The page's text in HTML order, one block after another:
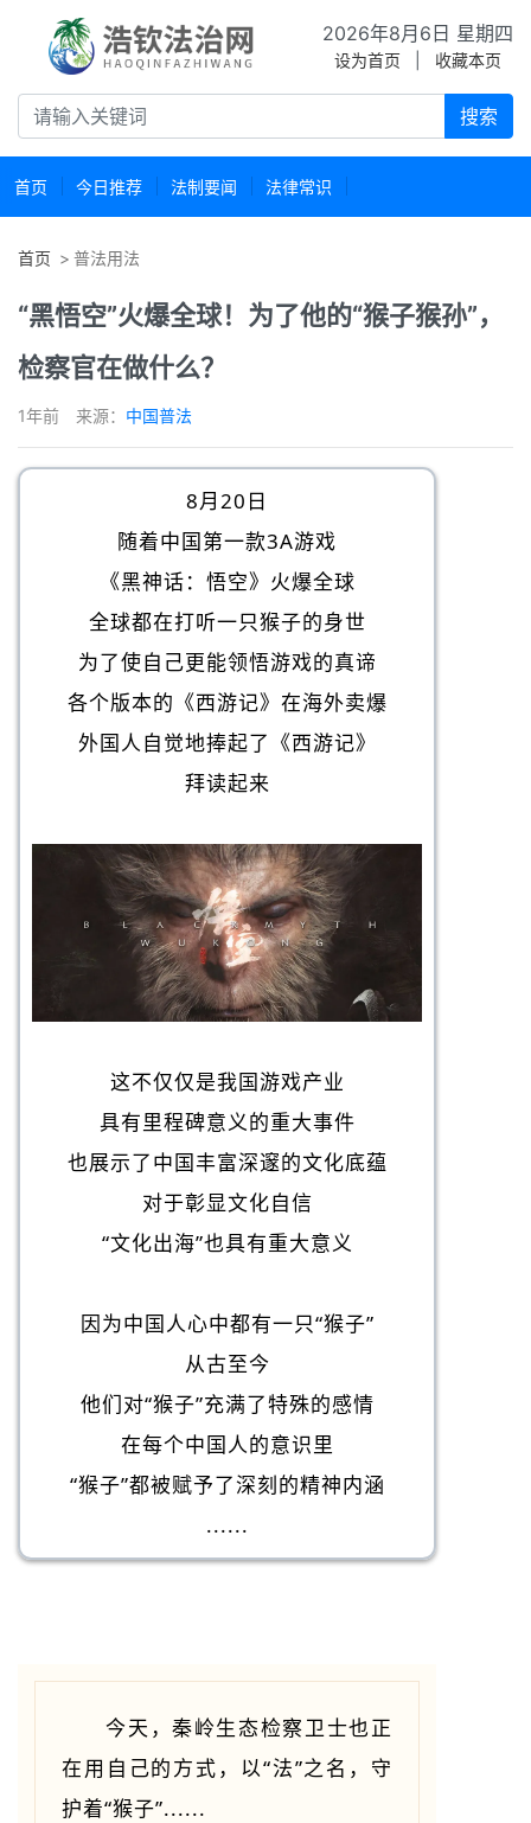
2026年8月6日 星期四
设为首页 收藏本页
搜索
首页 今日推荐 法制要闻 法律常识
首页 普法用法
“黑悟空”火爆全球！为了他的“猴子猴孙”，
检察官在做什么？
1年前 来源： 中国普法
8月20日
随着中国第一款3A游戏
《黑神话：悟空》火爆全球
全球都在打听一只猴子的身世
为了使自己更能领悟游戏的真谛
各个版本的《西游记》在海外卖爆
外国人自觉地捧起了《西游记》
拜读起来
这不仅仅是我国游戏产业
具有里程碑意义的重大事件
也展示了中国丰富深邃的文化底蕴
对于彰显文化自信
“文化出海”也具有重大意义
因为中国人心中都有一只“猴子”
从古至今
他们对“猴子”充满了特殊的感情
在每个中国人的意识里
“猴子”都被赋予了深刻的精神内涵
......
今天，秦岭生态检察卫士也正
在用自己的方式，以“法”之名，守
护着“猴子”......